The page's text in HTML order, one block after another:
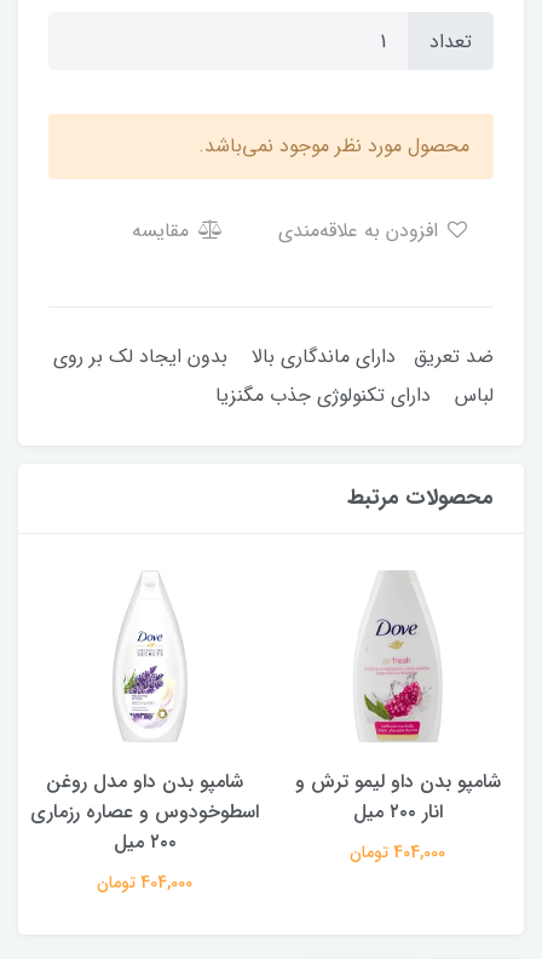
تعداد
محصول مورد نظر موجود نمی‌باشد.
مقایسه
ضد تعریق دارای ماندگاری بالا بدون ایجاد لک بر روی
لباس دارای تکنولوژی جذب مگنزیا
محصولات مرتبط
شامپو بدن داو لیمو ترش و
انار ۲۰۰ میل
404,000 تومان
شامپو بدن ‌داو مدل روغن
اسطوخودوس و عصاره رزماری
۲۰۰ میل
404,000 تومان